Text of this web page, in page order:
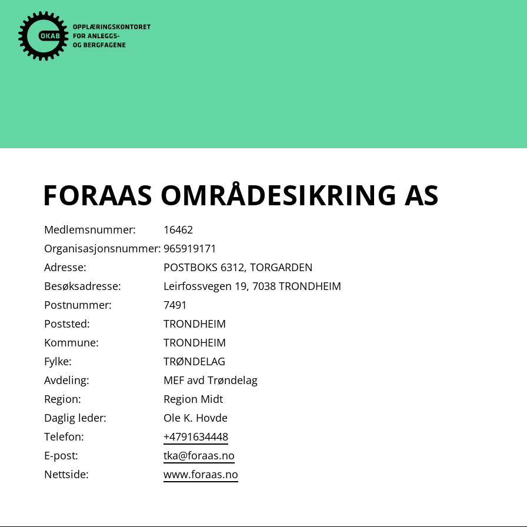
content
FORAAS OMRÅDESIKRING AS
Medlemsnummer:
16462
Organisasjonsnummer: 965919171
Adresse:
POSTBOKS 6312, TORGARDEN
Besøksadresse:
Leirfossvegen 19, 7038 TRONDHEIM
Postnummer:
7491
Poststed:
TRONDHEIM
Kommune:
TRONDHEIM
Fylke:
TRØNDELAG
Avdeling:
MEF avd Trøndelag
Region:
Region Midt
Daglig leder:
Ole K. Hovde
Telefon:
+4791634448
E-post:
tka@foraas.no
Nettside:
www.foraas.no